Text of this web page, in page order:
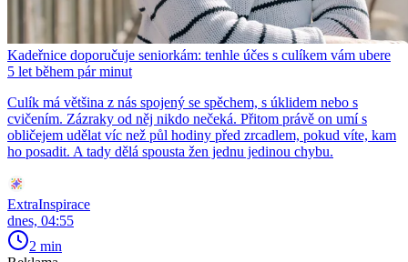
Kadeřnice doporučuje seniorkám: tenhle účes s culíkem vám ubere
5 let během pár minut
Culík má většina z nás spojený se spěchem, s úklidem nebo s
cvičením. Zázraky od něj nikdo nečeká. Přitom právě on umí s
obličejem udělat víc než půl hodiny před zrcadlem, pokud víte, kam
ho posadit. A tady dělá spousta žen jednu jedinou chybu.
ExtraInspirace
dnes, 04:55
2 min